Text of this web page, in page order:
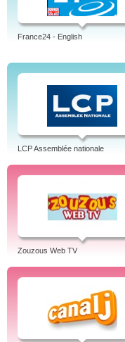
France24 - English
LCP Assemblée nationale
Zouzous Web TV